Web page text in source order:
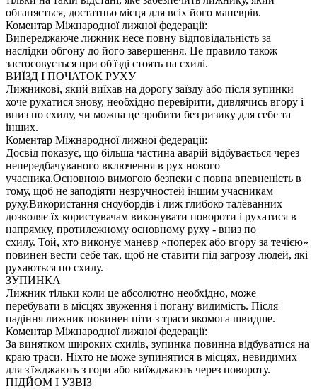
обганяється, достатньо місця для всіх його маневрів.
Коментар Міжнародної лижної федерації:
Випереджаюче лижник несе повну відповідальність за
наслідки обгону до його завершення. Це правило також
застосовується при об'їзді стоять на схилі.
ВИЇЗД І ПОЧАТОК РУХУ
Лижникові, який виїхав на дорогу заїзду або після зупинки
хоче рухатися знову, необхідно перевірити, дивлячись вгору і
вниз по схилу, чи можна це зробити без ризику для себе та
інших.
Коментар Міжнародної лижної федерації:
Досвід показує, що більша частина аварій відбувається через
непередбачуваного включення в рух нового
учасника.Основною вимогою безпеки є повна впевненість в
тому, щоб не заподіяти незручностей іншим учасникам
руху.Використання сноубордів і лиж глибоко талёванних
дозволяє їх користувачам виконувати повороти і рухатися в
напрямку, протилежному основному руху - вниз по
схилу. Той, хто виконує маневр «поперек або вгору за течією»
повинен вести себе так, щоб не ставити під загрозу людей, які
рухаються по схилу.
ЗУПИНКА
Лижник тільки коли це абсолютно необхідно, може
перебувати в місцях звуження і погану видимість. Після
падіння лижник повинен піти з траси якомога швидше.
Коментар Міжнародної лижної федерації:
За винятком широких схилів, зупинка повинна відбуватися на
краю траси. Ніхто не може зупинятися в місцях, невидимих
для з'їжджають з гори або виїжджають через повороту.
ПІДЙОМ І УЗВІЗ